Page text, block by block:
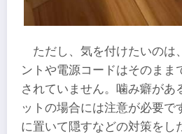
ただし、気を付けたいのは
ントや電源コードはそのまま
されていません。噛み癖があ
ットの場合には注意が必要で
に置いて隠すなどの対策をし